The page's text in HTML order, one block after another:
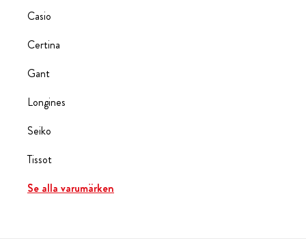
Casio
Certina
Gant
Longines
Seiko
Tissot
Se alla varumärken